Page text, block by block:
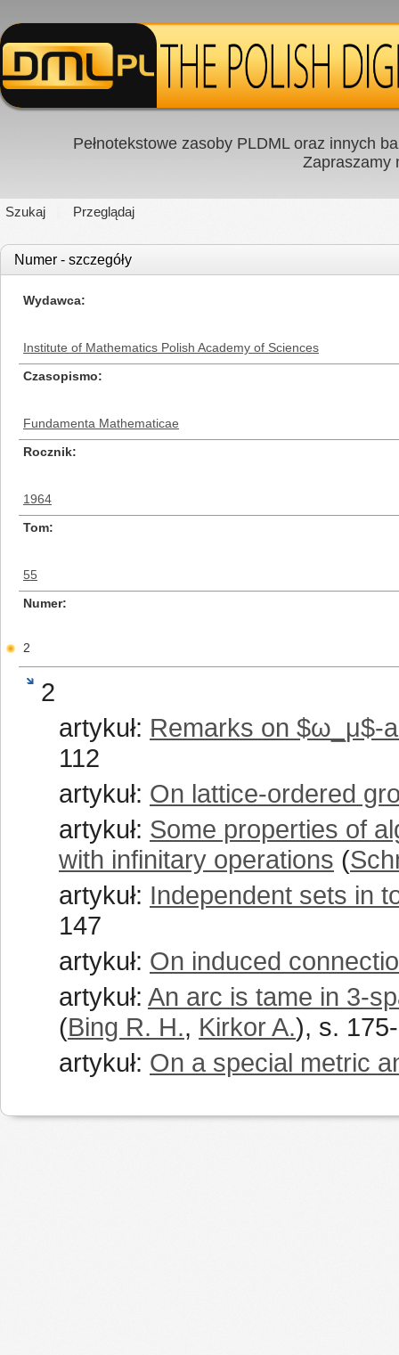
Pełnotekstowe zasoby PLDML oraz innych
Zapraszamy
Szukaj Przeglądaj
Numer - szczegóły
Wydawca
Institute of Mathematics Polish Academy of Sciences
Czasopismo
Fundamenta Mathematicae
Rocznik
1964
Tom
55
Numer
2
2
artykuł: Remarks on $ω_μ$-
112
artykuł: On lattice-ordered
artykuł: Some properties of
with infinitary operations (
artykuł: Independent sets in
147
artykuł: On induced
artykuł: An arc is tame in 3-
(Bing R. H., Kirkor A.), s.
artykuł: On a special metric